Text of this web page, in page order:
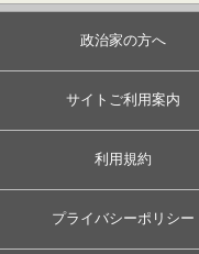
政治家の方へ
サイトご利用案内
利用規約
プライバシーポリシー